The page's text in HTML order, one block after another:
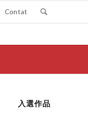
Contat
入選作品